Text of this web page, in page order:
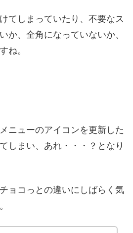
てしまっていたり、不要なス
か、全角になっていないか、
ね。
ニューのアイコンを更新した
しまい、あれ・・・？となり
ョコっとの違いにしばらく気